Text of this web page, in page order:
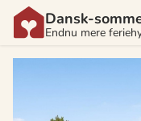
Dansk-
Endnu mere